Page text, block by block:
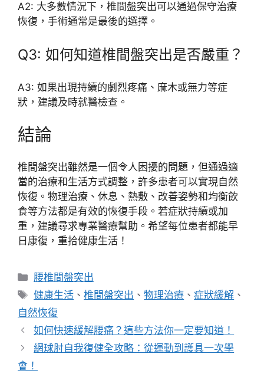
A2: 大多數情況下，椎間盤突出可以通過保守治療
恢復，手術通常是最後的選擇。
Q3: 如何知道椎間盤突出是否嚴重？
A3: 如果出現持續的劇烈疼痛、麻木或無力等症
狀，建議及時就醫檢查。
結論
椎間盤突出雖然是一個令人困擾的問題，但通過適
當的治療和生活方式調整，許多患者可以實現自然
恢復。物理治療、休息、熱敷、改善姿勢和均衡飲
食等方法都是有效的恢復手段。若症狀持續或加
重，建議尋求專業醫療幫助。希望每位患者都能早
日康復，重拾健康生活！
分
類
腰椎間盤突出
標
籤
健康生活 、椎間盤突出 、物理治療 、症狀緩解 、
自然恢復
如何快速緩解腰痛？這些方法你一定要知道！
網球肘自我復健全攻略：從運動到護具一次學
會！